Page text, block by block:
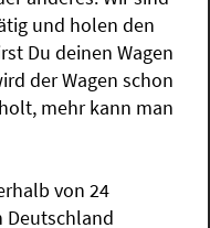
und holen den
Du deinen Wagen
der Wagen schon
mehr kann man
von 24
Deutschland